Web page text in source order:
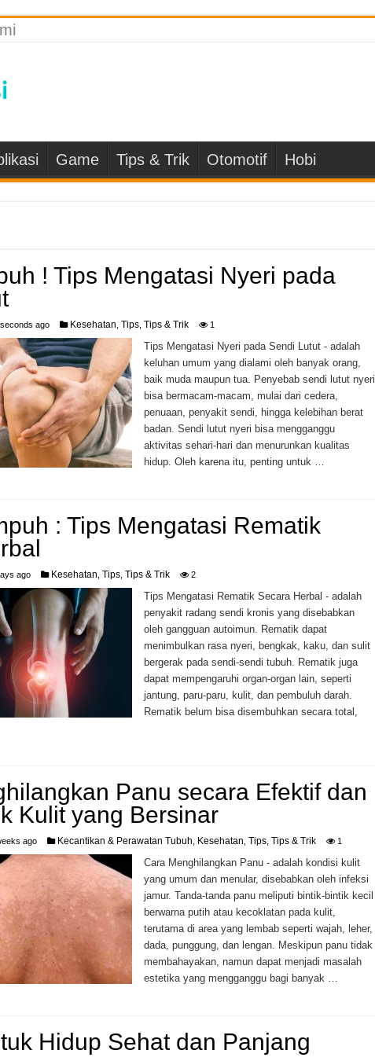
Game Tips & Trik Otomotif Hobi
! Tips Mengatasi Nyeri pada
ago Kesehatan Tips, Tips & Trik 1
Tips Mengatasi Nyeri pada Sendi Lutut - adalah
keluhan umum yang dialami oleh banyak orang,
baik muda maupun tua. Penyebab sendi lutut nyeri
bisa bermacam-macam, mulai dari cedera,
penuaan, penyakit sendi, hingga kelebihan berat
badan. Sendi lutut nyeri bisa mengganggu
aktivitas sehari-hari dan menurunkan kualitas
hidup. Oleh karena itu, penting untuk …
: Tips Mengatasi Rematik
ago Kesehatan Tips, Tips & Trik 2
Tips Mengatasi Rematik Secara Herbal - adalah
penyakit radang sendi kronis yang disebabkan
oleh gangguan autoimun. Rematik dapat
menimbulkan rasa nyeri, bengkak, kaku, dan sulit
bergerak pada sendi-sendi tubuh. Rematik juga
dapat mempengaruhi organ-organ lain, seperti
jantung, paru-paru, kulit, dan pembuluh darah.
Rematik belum bisa disembuhkan secara total,
Panu secara Efektif dan
Kulit yang Bersinar
ago Kecantikan & Perawatan Tubuh Kesehatan Tips, Tips & Trik 1
Cara Menghilangkan Panu - adalah kondisi kulit
yang umum dan menular, disebabkan oleh infeksi
jamur. Tanda-tanda panu meliputi bintik-bintik kecil
berwarna putih atau kecoklatan pada kulit,
terutama di area yang lembab seperti wajah, leher,
dada, punggung, dan lengan. Meskipun panu tidak
membahayakan, namun dapat menjadi masalah
estetika yang mengganggu bagi banyak …
Hidup Sehat dan Panjang